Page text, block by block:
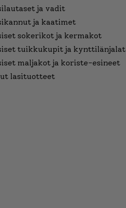
ja vadit
ja kaatimet
sokerikot ja kermakot
tuikkukupit ja kynttilänjalat
maljakot ja koriste-esineet
lasituotteet